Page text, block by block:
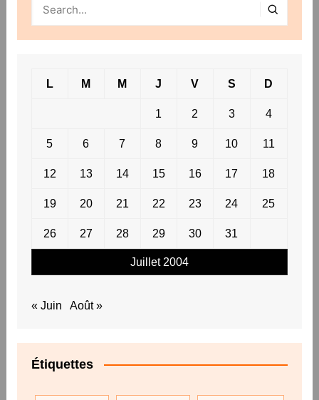
Juillet 2004
L M M J V S D
1 2 3 4
5 6 7 8 9 10 11
12 13 14 15 16 17 18
19 20 21 22 23 24 25
26 27 28 29 30 31
« Juin Août »
Étiquettes